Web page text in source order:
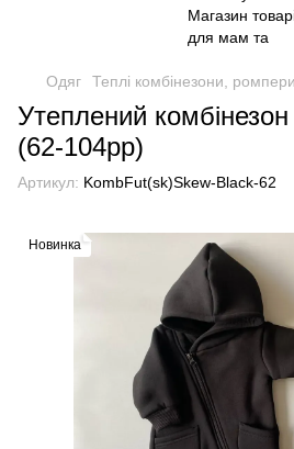
Одяг Теплі комбінезони, ромпери
Утеплений
(62-104рр)
Артикул: KombFut(sk)Skew-Black-62
Новинка